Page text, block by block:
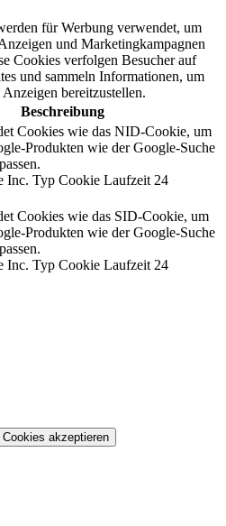
für Werbung verwendet, um
und Marketingkampagnen
Cookies verfolgen Besucher auf
und sammeln Informationen, um
Anzeigen bereitzustellen.
Beschreibung
Cookies wie das NID-Cookie, um
Produkten wie der Google-Suche
Inc. Typ Cookie Laufzeit 24
Cookies wie das SID-Cookie, um
Produkten wie der Google-Suche
Inc. Typ Cookie Laufzeit 24
akzeptieren